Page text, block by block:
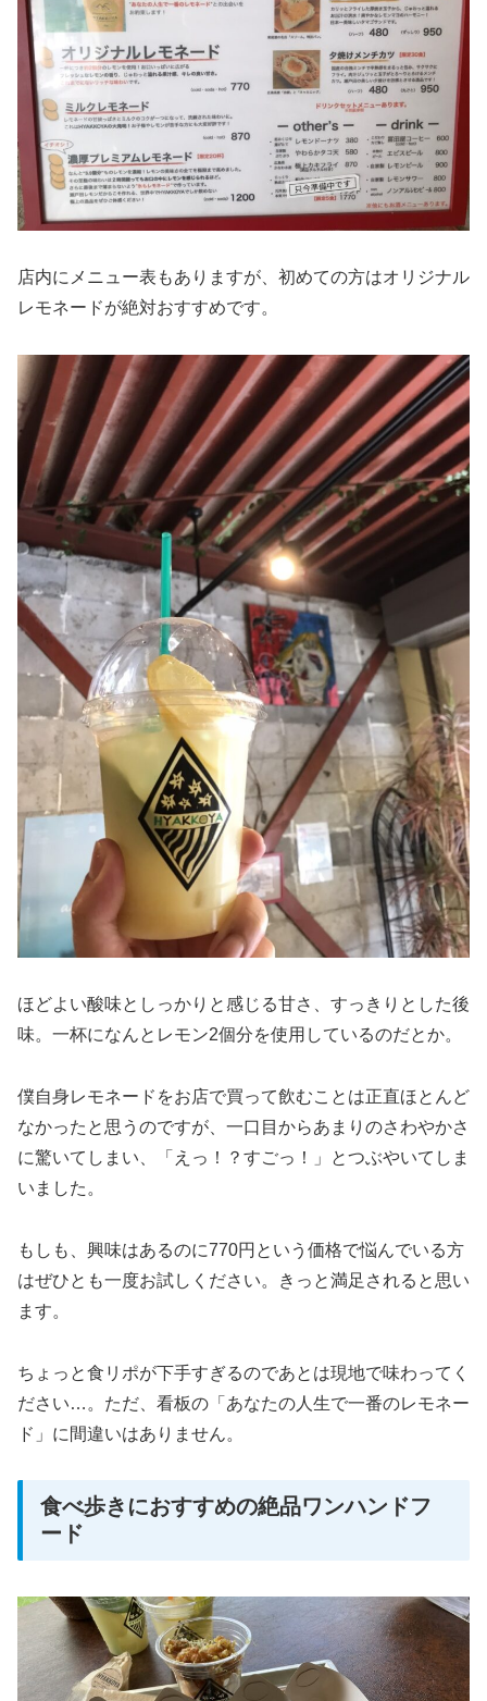
店内にメニュー表もありますが、初めての方はオリジナル
レモネードが絶対おすすめです。
ほどよい酸味としっかりと感じる甘さ、すっきりとした後
味。一杯になんとレモン2個分を使用しているのだとか。
僕自身レモネードをお店で買って飲むことは正直ほとんど
なかったと思うのですが、一口目からあまりのさわやかさ
に驚いてしまい、「えっ！？すごっ！」とつぶやいてしま
いました。
もしも、興味はあるのに770円という価格で悩んでいる方
はぜひとも一度お試しください。きっと満足されると思い
ます。
ちょっと食リポが下手すぎるのであとは現地で味わってく
ださい…。ただ、看板の「あなたの人生で一番のレモネー
ド」に間違いはありません。
食べ歩きにおすすめの絶品ワンハンドフ
ード